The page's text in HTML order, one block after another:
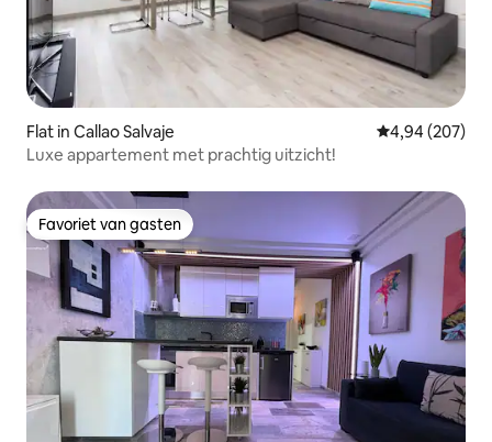
Flat in Callao Salvaje Gemiddelde
4,94 (207)
Luxe appartement met prachtig uitzicht!
Favoriet van gasten
Favoriet van gasten